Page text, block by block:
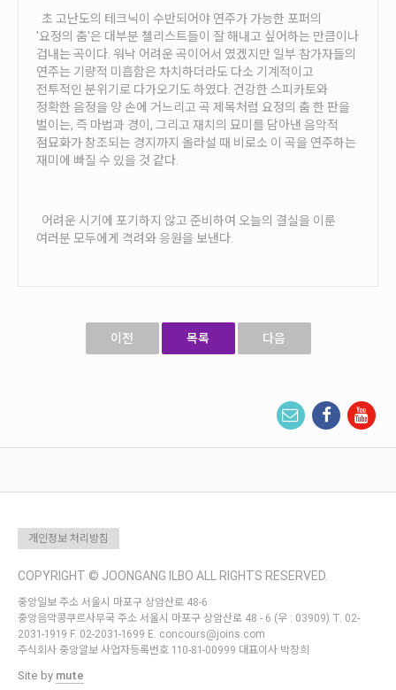
사무국위치
초 고난도의 테크닉이 수반되어야 연주가 가능한 포퍼의
'요정의 춤'은 대부분 첼리스트들이 잘 해내고 싶어하는 만큼이나
겁내는 곡이다. 워낙 어려운 곡이어서 였겠지만 일부 참가자들의
연주는 기량적 미흡함은 차치하더라도 다소 기계적이고
전투적인 분위기로 다가오기도 하였다. 건강한 스피카토와
정확한 음정을 양 손에 거느리고 곡 제목처럼 요정의 춤 한 판을
벌이는, 즉 마법과 경이, 그리고 재치의 묘미를 담아낸 음악적
점묘화가 창조되는 경지까지 올라설 때 비로소 이 곡을 연주하는
재미에 빠질 수 있을 것 같다.
어려운 시기에 포기하지 않고 준비하여 오늘의 결실을 이룬
여러분 모두에게 격려와 응원을 보낸다.
이전 목록 다음
개인정보 처리방침
COPYRIGHT © JOONGANG ILBO ALL RIGHTS RESERVED.
중앙일보 주소 서울시 마포구 상암산로 48-6
중앙음악콩쿠르사무국 주소 서울시 마포구 상암산로 48 - 6 (우 : 03909) T. 02-
2031-1919 F. 02-2031-1699 E. concours@joins.com
주식회사 중앙알보 사업자등록번호 110-81-00999 대표이사 박장희
Site by mute